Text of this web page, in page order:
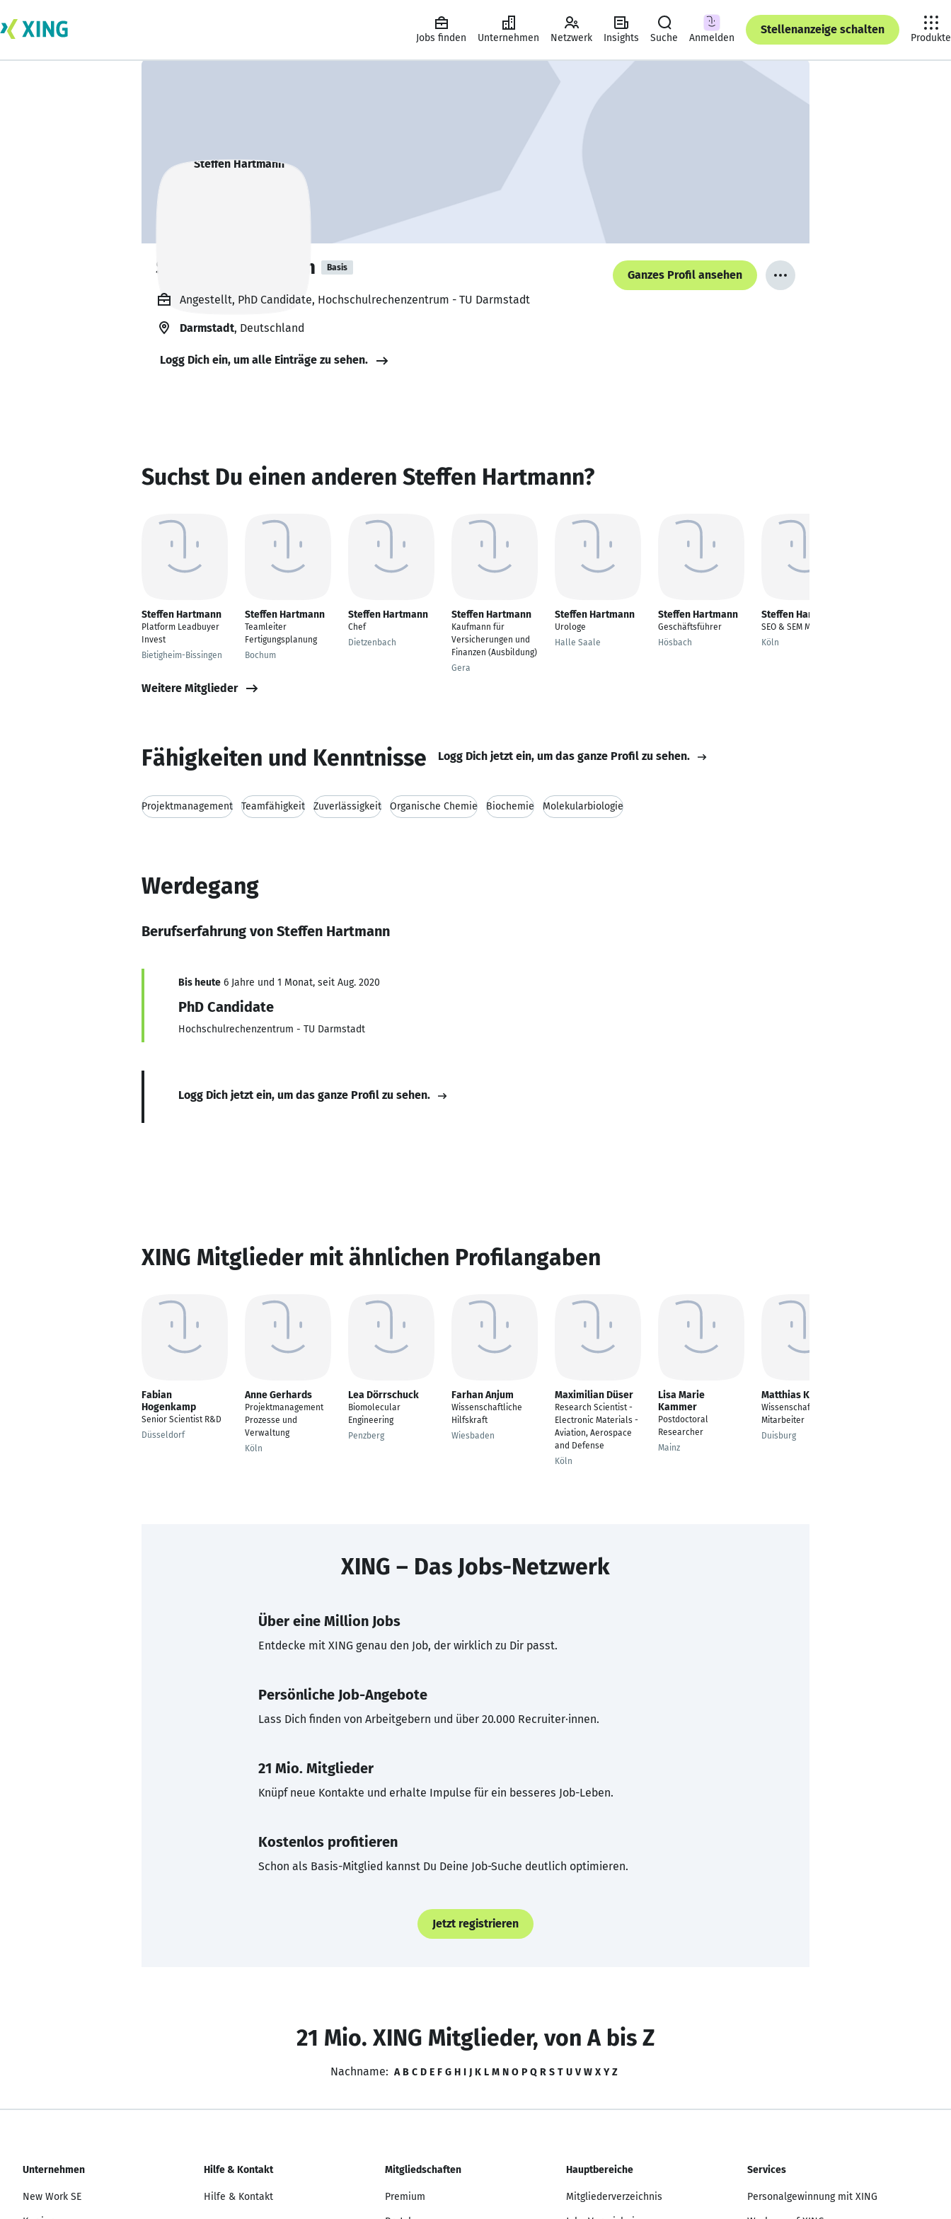
Jobs finden Unternehmen Netzwerk Insights Suche Anmelden
Stellenanzeige schalten
Produkte
Steffen Hartmann Basis
Ganzes Profil ansehen
Angestellt, PhD Candidate, Hochschulrechenzentrum - TU Darmstadt
Darmstadt, Deutschland
Logg Dich ein, um alle Einträge zu sehen.
Suchst Du einen anderen Steffen Hartmann?
Steffen Hartmann
Platform Leadbuyer
Invest
Bietigheim-Bissingen
Steffen Hartmann
Teamleiter
Fertigungsplanung
Bochum
Steffen Hartmann
Chef
Dietzenbach
Steffen Hartmann
Kaufmann für
Versicherungen und
Finanzen (Ausbildung)
Gera
Steffen Hartmann
Urologe
Halle Saale
Steffen Hartmann
Geschäftsführer
Hösbach
Steffen Hartmann
SEO & SEM Manager
Köln
Weitere Mitglieder
Fähigkeiten und Kenntnisse Logg Dich jetzt ein, um das ganze Profil zu sehen.
Projektmanagement Teamfähigkeit Zuverlässigkeit Organische Chemie Biochemie Molekularbiologie
Werdegang
Berufserfahrung von Steffen Hartmann
Bis heute 6 Jahre und 1 Monat, seit Aug. 2020
PhD Candidate
Hochschulrechenzentrum - TU Darmstadt
Logg Dich jetzt ein, um das ganze Profil zu sehen.
XING Mitglieder mit ähnlichen Profilangaben
Fabian
Hogenkamp
Senior Scientist R&D
Düsseldorf
Anne Gerhards
Projektmanagement
Prozesse und
Verwaltung
Köln
Lea Dörrschuck
Biomolecular
Engineering
Penzberg
Farhan Anjum
Wissenschaftliche
Hilfskraft
Wiesbaden
Maximilian Düser
Research Scientist -
Electronic Materials -
Aviation, Aerospace
and Defense
Köln
Lisa Marie
Kammer
Postdoctoral
Researcher
Mainz
Matthias Killa
Wissenschaftlicher
Mitarbeiter
Duisburg
XING – Das Jobs-Netzwerk
Über eine Million Jobs
Entdecke mit XING genau den Job, der wirklich zu Dir passt.
Persönliche Job-Angebote
Lass Dich finden von Arbeitgebern und über 20.000 Recruiter·innen.
21 Mio. Mitglieder
Knüpf neue Kontakte und erhalte Impulse für ein besseres Job-Leben.
Kostenlos profitieren
Schon als Basis-Mitglied kannst Du Deine Job-Suche deutlich optimieren.
Jetzt registrieren
21 Mio. XING Mitglieder, von A bis Z
Nachname: A B C D E F G H I J K L M N O P Q R S T U V W X Y Z
Unternehmen
New Work SE
Hilfe & Kontakt
Hilfe & Kontakt
Mitgliedschaften
Premium
Hauptbereiche
Mitgliederverzeichnis
Services
Personalgewinnung mit XING